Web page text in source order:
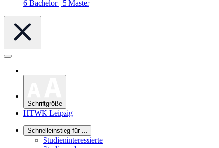
6 Bachelor | 5 Master
Schriftgröße
HTWK Leipzig
Schnelleinstieg für ...
Studieninteressierte